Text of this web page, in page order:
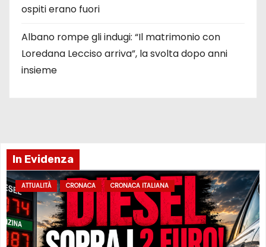
ospiti erano fuori
Albano rompe gli indugi: “Il matrimonio con
Loredana Lecciso arriva”, la svolta dopo anni
insieme
In Evidenza
ATTUALITÀ CRONACA CRONACA ITALIANA